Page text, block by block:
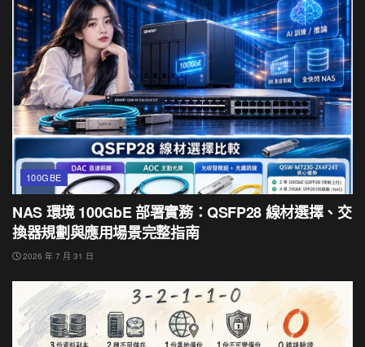
100GBE
NAS 環境 100GbE 部署實務：QSFP28 線材選擇、交
換器規劃與應用場景完整指南
2026 年 7 月 31 日